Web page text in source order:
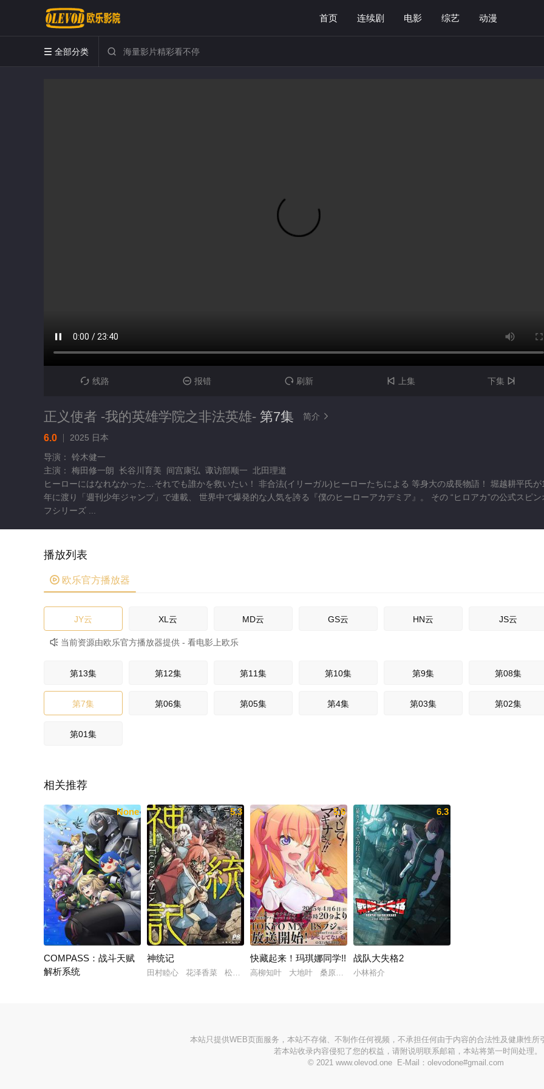
首页 连续剧 电影 综艺 动漫
 全部分类 
 线路  报错  刷新  上集 下集 
正义使者 -我的英雄学院之非法英雄- 第7集 简介 
6.0 2025 日本
导演： 铃木健一
主演： 梅田修一朗 长谷川育美 间宫康弘 诹访部顺一 北田理道
ヒーローにはなれなかった…それでも誰かを救いたい！ 非合法(イリーガル)ヒーローたちによる 等身大の成長物語！ 堀越耕平氏が
年に渡り「週刊少年ジャンプ」で連載、 世界中で爆発的な人気を誇る『僕のヒーローアカデミア』。 その “ヒロアカ”の公式スピン
フシリーズ ...
播放列表
 欧乐官方播放器
JY云 XL云 MD云 GS云 HN云 JS云
 当前资源由欧乐官方播放器提供 - 看电影上欧乐
第13集 第12集 第11集 第10集 第9集 第08集
第7集 第06集 第05集 第4集 第03集 第02集
第01集
相关推荐
None
COMPASS：战斗天赋
解析系统
5.3
神统记
田村睦心 花泽香菜 松冈祯丞
5.6
快藏起来！玛琪娜同学!!
高柳知叶 大地叶 桑原由气
6.3
战队大失格2
小林裕介
本站只提供WEB页面服务，本站不存储、不制作任何视频，不承担任何由于内容的合法性及健康性所
若本站收录内容侵犯了您的权益，请附说明联系邮箱，本站将第一时间处理。
© 2021 www.olevod.one E-Mail：olevodone#gmail.com